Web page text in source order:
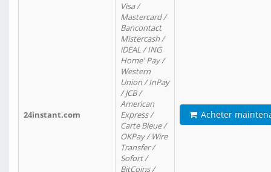
24instant.com
Visa /
Mastercard /
Bancontact
Mistercash /
iDEAL / ING
Home' Pay /
Western
Union / InPay
/ JCB /
American
Express /
Carte Bleue /
OKPay / Wire
Transfer /
Sofort /
BitCoins /
Acheter